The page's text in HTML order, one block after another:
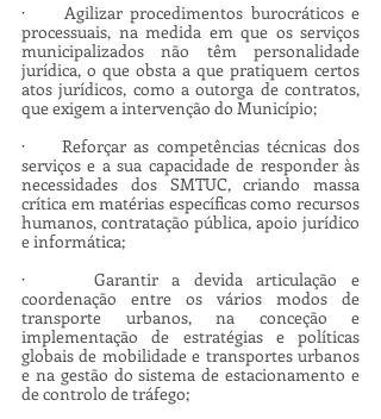
·     Agilizar procedimentos burocráticos e
processuais, na medida em que os serviços
municipalizados não têm personalidade
jurídica, o que obsta a que pratiquem certos
atos jurídicos, como a outorga de contratos,
que exigem a intervenção do Município;
·     Reforçar as competências técnicas dos
serviços e a sua capacidade de responder às
necessidades dos SMTUC, criando massa
crítica em matérias específicas como recursos
humanos, contratação pública, apoio jurídico
e informática;
·     Garantir a devida articulação e
coordenação entre os vários modos de
transporte urbanos, na conceção e
implementação de estratégias e políticas
globais de mobilidade e transportes urbanos
e na gestão do sistema de estacionamento e
de controlo de tráfego;